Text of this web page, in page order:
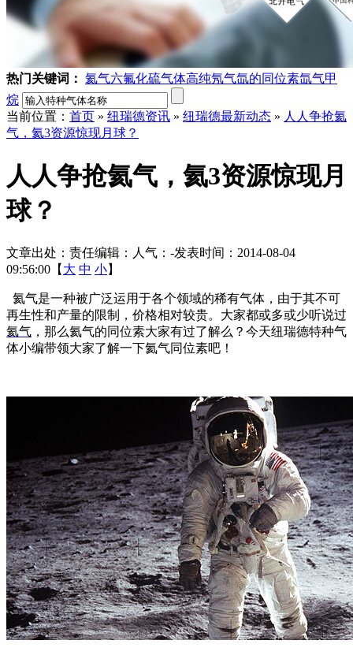
热门关键词： 氦气六氟化硫气体高纯氖气氙的同位素氙气甲
烷
当前位置： 首页 » 纽瑞德资讯 » 纽瑞德最新动态 » 人人争抢氦
气，氦3资源惊现月球？
人人争抢氦气，氦3资源惊现月
球？
文章出处： 责任编辑： 人气： -发表时间：2014-08-04
09:56:00【 大 中 小】
氦气是一种被广泛运用于各个领域的稀有气体，由于其不可
再生性和产量的限制，价格相对较贵。大家都或多或少听说过
氦气 ，那么氦气的同位素大家有过了解么？今天纽瑞德特种气
体小编带领大家了解一下氦气同位素吧！